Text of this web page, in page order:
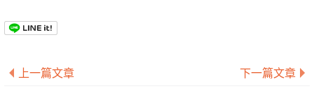
上一篇文章 下一篇文章